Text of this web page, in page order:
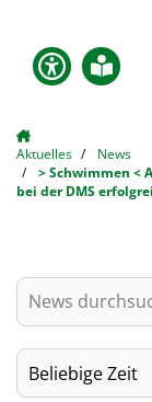
Aktuelles
News
> Schwimmen <
bei der DMS